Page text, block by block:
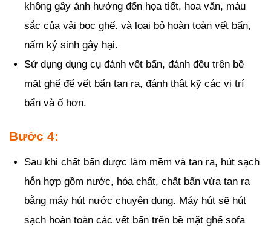
không gây ảnh hưởng đến họa tiết, hoa văn, màu
sắc của vải bọc ghế. và loại bỏ hoàn toàn vết bẩn,
nấm ký sinh gây hại.
Sử dụng dụng cụ đánh vết bẩn, đánh đều trên bề
mặt ghế để vết bẩn tan ra, đánh thật kỹ các vị trí
bẩn và ố hơn.
Bước 4:
Sau khi chất bẩn được làm mềm và tan ra, hút sạch
hỗn hợp gồm nước, hóa chất, chất bẩn vừa tan ra
bằng máy hút nước chuyên dụng. Máy hút sẽ hút
sạch hoàn toàn các vết bẩn trên bề mặt ghế sofa